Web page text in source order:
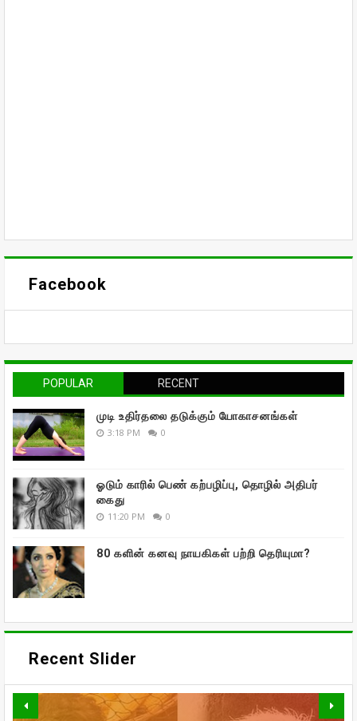
Facebook
POPULAR RECENT
முடி உதிர்தலை தடுக்கும் யோகாசனங்கள்
3:18 PM 0
ஓடும் காரில் பெண் கற்பழிப்பு, தொழில் அதிபர்
கைது
11:20 PM 0
80 களின் கனவு நாயகிகள் பற்றி தெரியுமா?
Recent Slider